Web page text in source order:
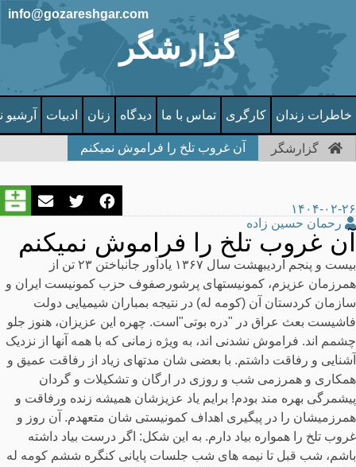
گزارشگر
info@gozareshgar.com
خاطرات زندان کارگری تماس با ما دیدگاه زنان ادبیات آرشیو
گزارشگر آن غروب تلخ را فراموش نمیکنم
۱۴۰۴-۰۲-۲۶
رحمان حسین زاده
آن غروب تلخ را فراموش نمیکنم
بیست و پنجم اردیبهشت سال ۱۳۶۷ یادآور جانباختن ۲۳ تن از
همرزمان عزیزم، کمونیستهای پرشورصفوف حزب کمونیست ایران و
سازمان کردستان آن (کومه له) در نتیجه بمباران شیمیایی دولت
فاشیست بعث عراق در "دره بوتی"است. چهره این عزیزان، هنوز جلو
چشمم اند. فراموش نشدنی اند، به ویژه زمانی که با همه آنها از نزدیک
آشنایی و رفاقت داشتم. با بعضی شان مدتهای زیاد از رفاقت عمیق و
همکاری و همرزمی شب و روزی در ارگان و تشکیلات و گردان
پیشمرگی بهره مند بودم! برایم یاد عزیزشان همیشه زنده ورفاقت و
همرزمیشان را در پیگیری اهداف کمونیستی شان متعهدم. آن روز و
غروب تلخ را همواره بیاد دارم. به این شکل: اگر درست بیاد داشته
باشم، شب قبل تا نیمه های شب جلسات پایانی کنگره ششم کومه له